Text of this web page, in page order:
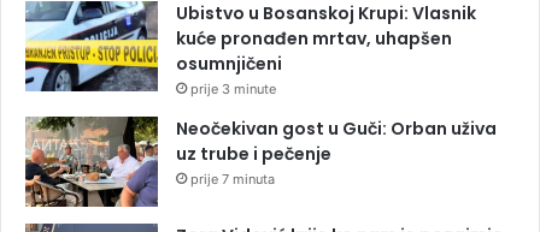
Ubistvo u Bosanskoj Krupi: Vlasnik
kuće pronađen mrtav, uhapšen
osumnjičeni
prije 3 minute
Neočekivan gost u Guči: Orban uživa
uz trube i pečenje
prije 7 minuta